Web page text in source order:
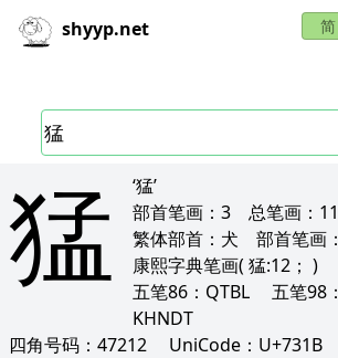
shyyp.net 简
猛
‘猛’
部首笔画： 3 总笔画： 11
繁体部首： 犬 部首笔画：
康熙字典笔画( 猛:12； )
五笔86： QTBL 五笔98：
KHNDT
四角号码： 47212 UniCode： U+731B